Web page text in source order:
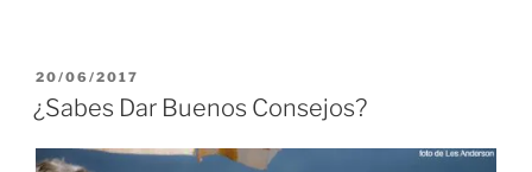
PUBLICADO
EL
20/06/2017
¿Sabes Dar Buenos Consejos?